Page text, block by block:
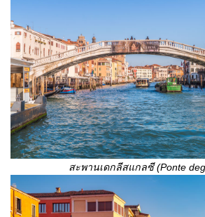
สะพานเดกลีสแกลซี (Ponte